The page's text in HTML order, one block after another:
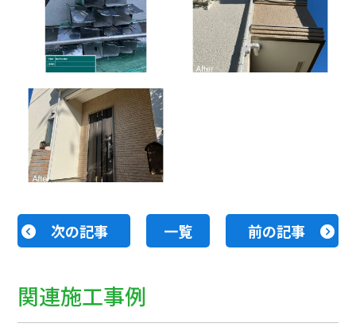
次の記事 一覧 前の記事
関連施工事例